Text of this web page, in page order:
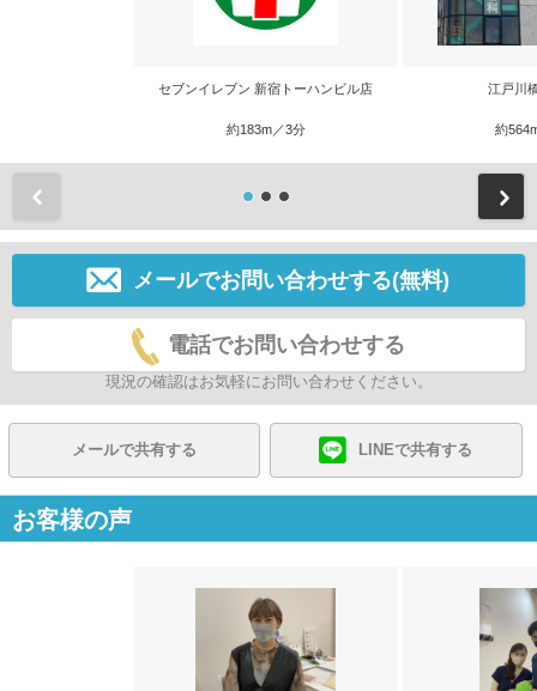
セブンイレブン 新宿トーハンビル店
約183m／3分
江戸川
約
メールでお問い合わせする(無料)
電話でお問い合わせする
現況の確認はお気軽にお問い合わせください。
メールで共有する LINEで共有する
お客様の声